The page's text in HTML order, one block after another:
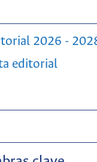
2026 -
editorial